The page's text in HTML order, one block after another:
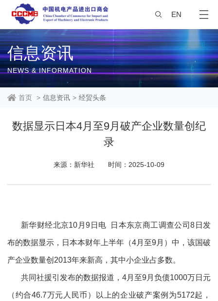
EN
信息资讯
NEWS & INFORMATION
首页 > 信息资讯 > 经贸头条
数据显示日本4月至9月破产企业数量创纪
录
来源：新华社 时间：2025-10-09
新华财经北京10月9日电 日本东京商工调查公司8日发
布的数据显示，日本本财年上半年（4月至9月）中，该国破
产企业数量创2013年来新高，其中小企业占多数。
共同社援引发布的数据报道，4月至9月负债1000万日元
（约合46.7万元人民币）以上的企业破产案例为5172起，